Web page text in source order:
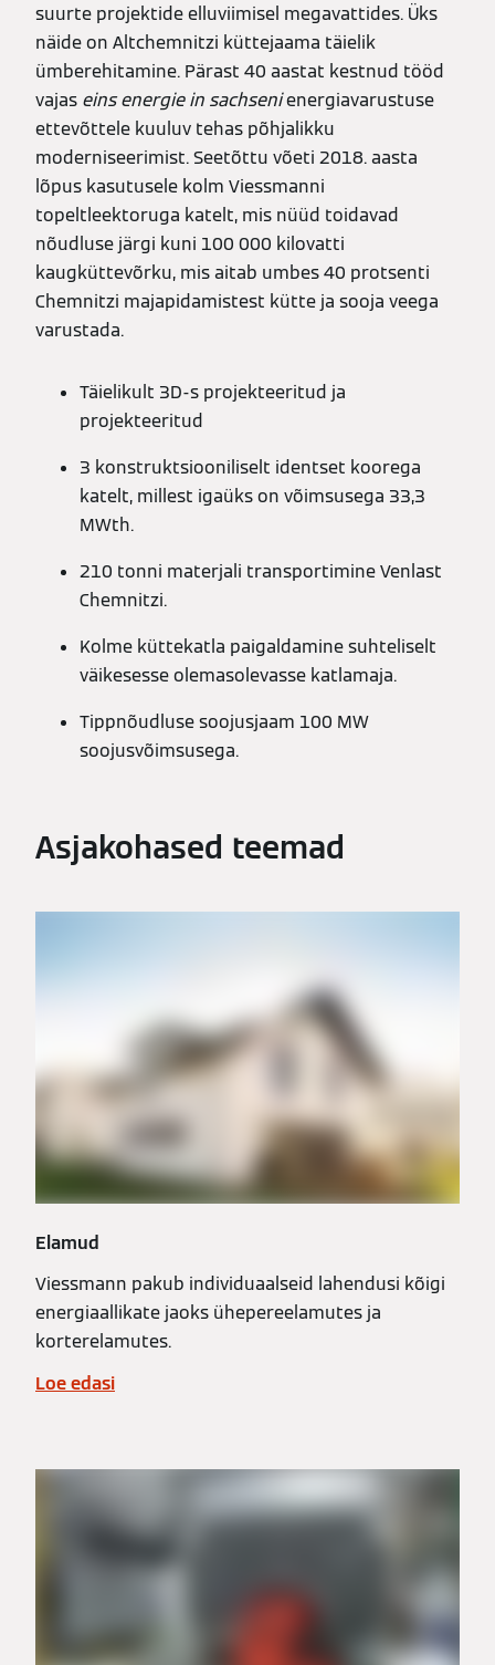
suurte projektide elluviimisel megavattides. Üks
näide on Altchemnitzi küttejaama täielik
ümberehitamine. Pärast 40 aastat kestnud tööd
vajas eins energie in sachsenienergiavarustuse
ettevõttele kuuluv tehas põhjalikku
moderniseerimist. Seetõttu võeti 2018. aasta
lõpus kasutusele kolm Viessmanni
topeltleektoruga katelt, mis nüüd toidavad
nõudluse järgi kuni 100 000 kilovatti
kaugküttevõrku, mis aitab umbes 40 protsenti
Chemnitzi majapidamistest kütte ja sooja veega
varustada.
Täielikult 3D-s projekteeritud ja
projekteeritud
3 konstruktsiooniliselt identset koorega
katelt, millest igaüks on võimsusega 33,3
MWth.
210 tonni materjali transportimine Venlast
Chemnitzi.
Kolme küttekatla paigaldamine suhteliselt
väikesesse olemasolevasse katlamaja.
Tippnõudluse soojusjaam 100 MW
soojusvõimsusega.
Asjakohased teemad
Elamud
Viessmann pakub individuaalseid lahendusi kõigi
energiaallikate jaoks ühepereelamutes ja
korterelamutes.
Loe edasi